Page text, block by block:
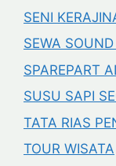
SENI
SEWA
SPAREPART
SUSU SAPI
TATA RIAS
TOUR WISATA